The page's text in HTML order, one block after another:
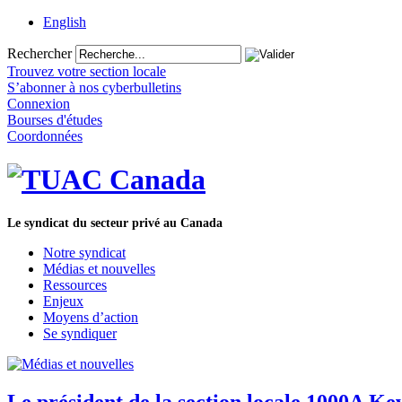
English
Rechercher
Trouvez votre section locale
S’abonner à nos cyberbulletins
Connexion
Bourses d'études
Coordonnées
Le syndicat du secteur privé au Canada
Notre syndicat
Médias et nouvelles
Ressources
Enjeux
Moyens d’action
Se syndiquer